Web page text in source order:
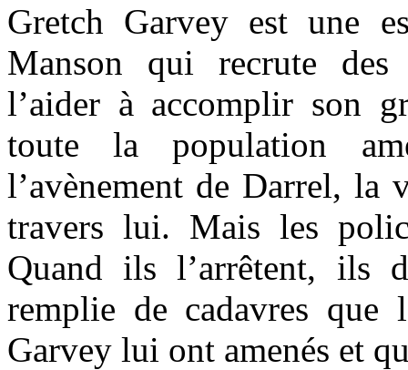
Gretch Garvey est une
Manson qui recrute des
l’aider à accomplir son
toute la population
l’avènement de Darrel, la
travers lui. Mais les
Quand ils l’arrêtent, ils
remplie de cadavres que
Garvey lui ont amenés et